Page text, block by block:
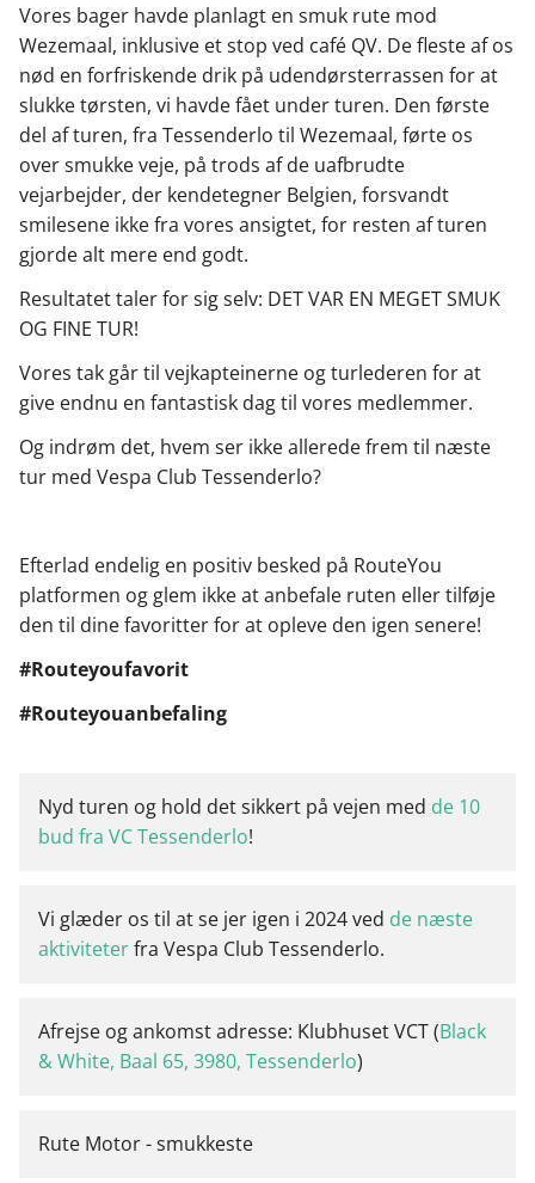
Vores bager havde planlagt en smuk rute mod
Wezemaal, inklusive et stop ved café QV. De fleste af os
nød en forfriskende drik på udendørsterrassen for at
slukke tørsten, vi havde fået under turen. Den første
del af turen, fra Tessenderlo til Wezemaal, førte os
over smukke veje, på trods af de uafbrudte
vejarbejder, der kendetegner Belgien, forsvandt
smilesene ikke fra vores ansigtet, for resten af turen
gjorde alt mere end godt.
Resultatet taler for sig selv: DET VAR EN MEGET SMUK
OG FINE TUR!
Vores tak går til vejkapteinerne og turlederen for at
give endnu en fantastisk dag til vores medlemmer.
Og indrøm det, hvem ser ikke allerede frem til næste
tur med Vespa Club Tessenderlo?
Efterlad endelig en positiv besked på RouteYou
platformen og glem ikke at anbefale ruten eller tilføje
den til dine favoritter for at opleve den igen senere!
#Routeyoufavorit
#Routeyouanbefaling
Nyd turen og hold det sikkert på vejen med de 10
bud fra VC Tessenderlo!
Vi glæder os til at se jer igen i 2024 ved de næste
aktiviteterfra Vespa Club Tessenderlo.
Afrejse og ankomst adresse: Klubhuset VCT (Black
& White, Baal 65, 3980, Tessenderlo)
Rute Motor - smukkeste